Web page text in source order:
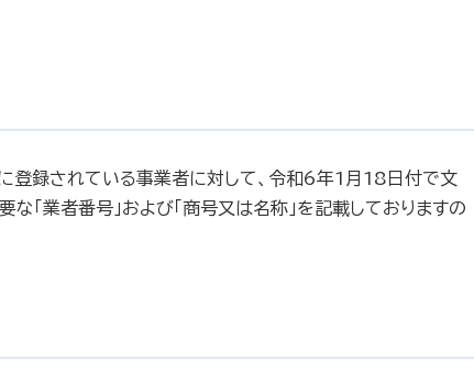
登録されている事業者に対して、令和6年1月18日付で文
「業者番号」および「商号又は名称」を記載しておりますの